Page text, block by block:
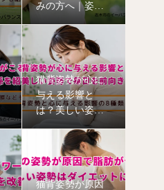
みの方へ｜姿勢
から整える本格
猫背矯正
猫背姿勢が心に
与える影響と
は？美しい姿勢
で毎日を前向き
に【志木市の整
体院】
猫背姿勢が原因